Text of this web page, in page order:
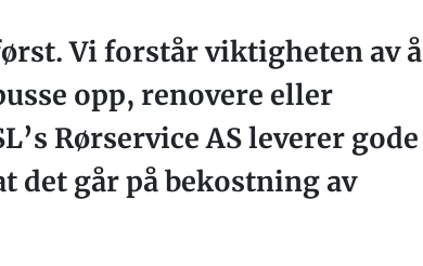
Vi forstår viktigheten av å
opp, renovere eller
Rørservice AS leverer gode
går på bekostning av